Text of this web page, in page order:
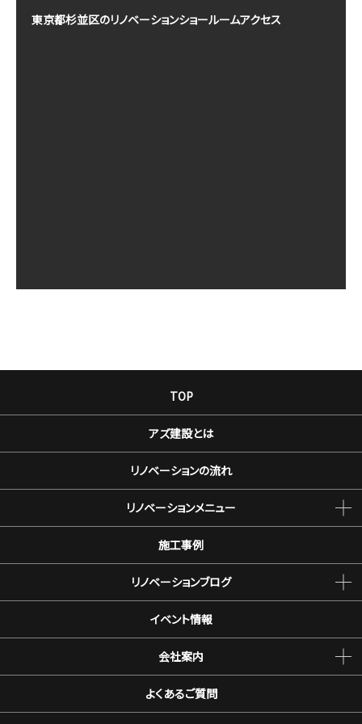
東京都杉並区のリノベーションショールームアクセス
TOP
アズ建設とは
リノベーションの流れ
リノベーションメニュー
施工事例
リノベーションブログ
イベント情報
会社案内
よくあるご質問